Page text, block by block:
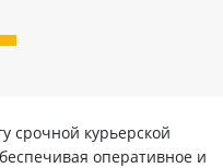
срочной курьерской
оперативное и